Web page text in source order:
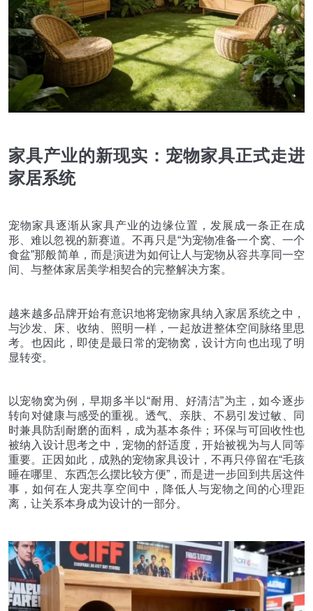
家具产业的新现实：宠物家具正式走进
家居系统
宠物家具逐渐从家具产业的边缘位置，发展成一条正在成
形、难以忽视的新赛道。不再只是“为宠物准备一个窝、一个
食盆”那般简单，而是演进为如何让人与宠物从容共享同一空
间、与整体家居美学相契合的完整解决方案。
越来越多品牌开始有意识地将宠物家具纳入家居系统之中，
与沙发、床、收纳、照明一样，一起放进整体空间脉络里思
考。也因此，即使是最日常的宠物窝，设计方向也出现了明
显转变。
以宠物窝为例，早期多半以“耐用、好清洁”为主，如今逐步
转向对健康与感受的重视。透气、亲肤、不易引发过敏、同
时兼具防刮耐磨的面料，成为基本条件；环保与可回收性也
被纳入设计思考之中，宠物的舒适度，开始被视为与人同等
重要。正因如此，成熟的宠物家具设计，不再只停留在“毛孩
睡在哪里、东西怎么摆比较方便”，而是进一步回到共居这件
事，如何在人宠共享空间中，降低人与宠物之间的心理距
离，让关系本身成为设计的一部分。